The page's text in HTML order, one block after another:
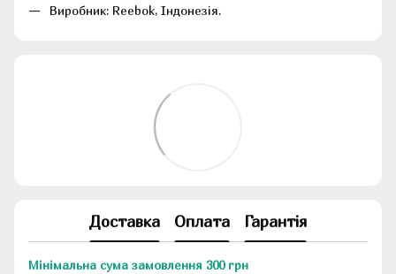
Виробник: Reebok, Індонезія.
Доставка Оплата Гарантія
Мінімальна сума замовлення 300 грн